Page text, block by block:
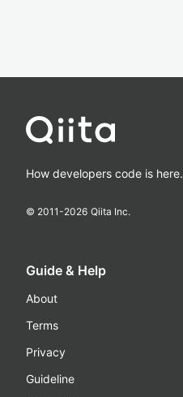
How developers code is here.
© 2011-2026 Qiita Inc.
Guide & Help
About
Terms
Privacy
Guideline